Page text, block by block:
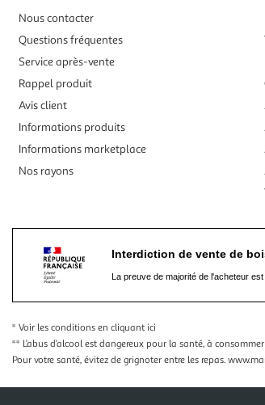
Nous contacter
Questions fréquentes
Service après-vente
Rappel produit
Avis client
Informations produits
Informations marketplace
Nos rayons
Interdiction de vente de
La preuve de majorité de l'acheteur
* Voir les conditions en cliquant ici
** L’abus d’alcool est dangereux pour la santé, à
Pour votre santé, évitez de grignoter entre les repas.